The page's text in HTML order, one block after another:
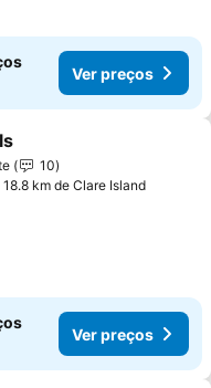
Ver preços
aos favoritos
10
18.8 km de Clare Island
Ver preços